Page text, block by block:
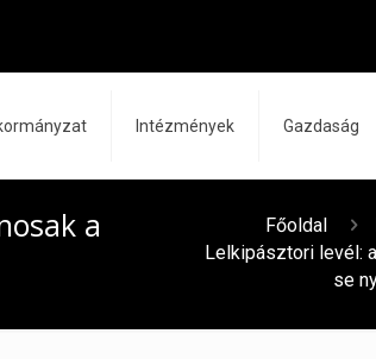
Intézmények Gazdaság
a Főoldal
Lelkipásztori levél:
se